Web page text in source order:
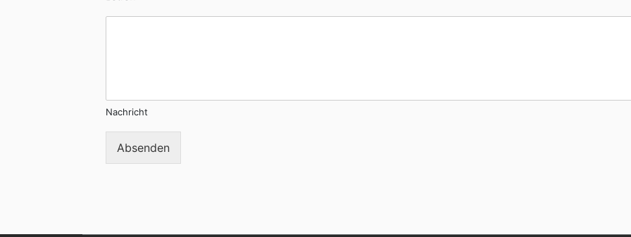
Nachricht
Absenden